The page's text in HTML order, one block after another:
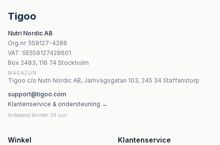
Yango Aquabalance - 90 kapslar
Dr. Enzmann MSE - Alpha Neuromit 200mg - 30 kapslar
Tierlieb Sjögräsmjöl för Hundar och Katter - 300g
Nanosupps Cheese - 40g Ostsmakspulver
Tigoo
Nutri Nordic AB
Org.nr: 559127-4286
VAT: SE559127428601
Box 2483, 116 74 Stockholm
MAGAZIJN
Tigoo c/o Nutri Nordic AB, Järnvägsgatan 103, 245 34 Staffanstorp
support@tigoo.com
Klantenservice & ondersteuning →
Antwoord binnen 24 uur
Winkel Klantenservice